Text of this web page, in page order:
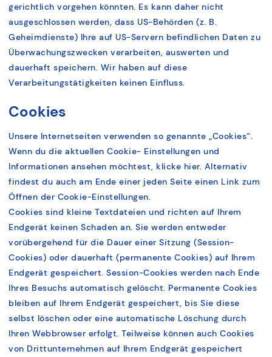
gerichtlich vorgehen könnten. Es kann daher nicht
ausgeschlossen werden, dass US-Behörden (z. B.
Geheimdienste) Ihre auf US-Servern befindlichen Daten zu
Überwachungszwecken verarbeiten, auswerten und
dauerhaft speichern. Wir haben auf diese
Verarbeitungstätigkeiten keinen Einfluss.
Cookies
Unsere Internetseiten verwenden so genannte „Cookies“.
Wenn du die aktuellen Cookie- Einstellungen und
Informationen ansehen möchtest, klicke hier. Alternativ
findest du auch am Ende einer jeden Seite einen Link zum
Öffnen der Cookie-Einstellungen.
Cookies sind kleine Textdateien und richten auf Ihrem
Endgerät keinen Schaden an. Sie werden entweder
vorübergehend für die Dauer einer Sitzung (Session-
Cookies) oder dauerhaft (permanente Cookies) auf Ihrem
Endgerät gespeichert. Session-Cookies werden nach Ende
Ihres Besuchs automatisch gelöscht. Permanente Cookies
bleiben auf Ihrem Endgerät gespeichert, bis Sie diese
selbst löschen oder eine automatische Löschung durch
Ihren Webbrowser erfolgt. Teilweise können auch Cookies
von Drittunternehmen auf Ihrem Endgerät gespeichert